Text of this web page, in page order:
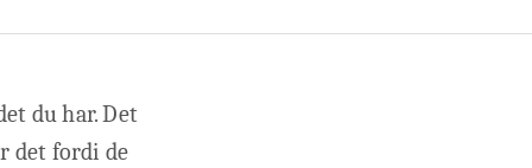
du har. Det
det fordi de